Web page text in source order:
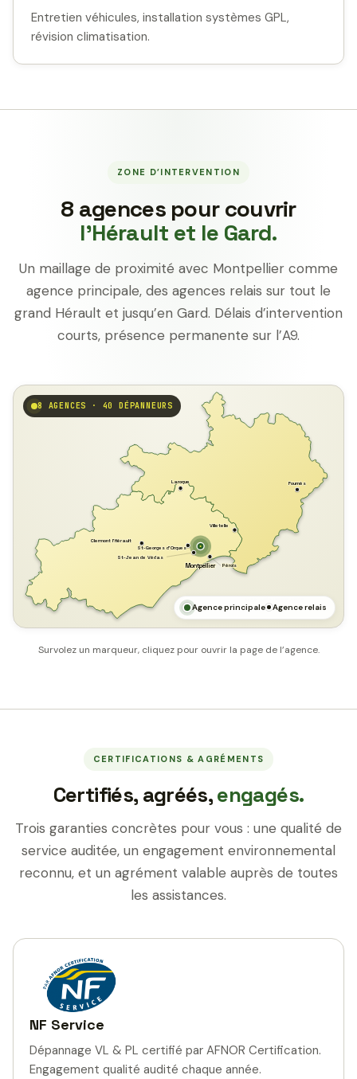
Entretien véhicules, installation systèmes GPL,
révision climatisation.
ZONE D’INTERVENTION
8 agences pour couvrir
l’Hérault et le Gard.
Un maillage de proximité avec Montpellier comme
agence principale, des agences relais sur tout le
grand Hérault et jusqu’en Gard. Délais d’intervention
courts, présence permanente sur l’A9.
Montpellier Pérols
Laroque Fournès
Villetelle
St-Georges d'Orques
Clermont l'Hérault
St-Jean de Védas
8 AGENCES · 40 DÉPANNEURS
Agence principale Agence relais
Survolez un marqueur, cliquez pour ouvrir la page de l’agence.
CERTIFICATIONS & AGRÉMENTS
Certifiés, agréés,engagés.
Trois garanties concrètes pour vous : une qualité de
service auditée, un engagement environnemental
reconnu, et un agrément valable auprès de toutes
les assistances.
NF Service
Dépannage VL & PL certifié par AFNOR Certification.
Engagement qualité audité chaque année.